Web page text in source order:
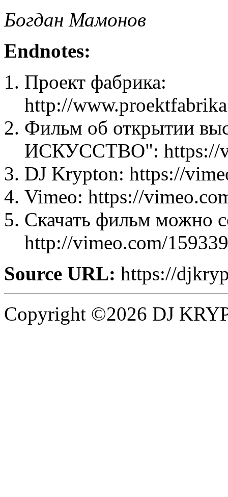
Богдан Мамонов
Endnotes:
Проект фабрика:
http://
Фильм об открытии
ИСКУССТВО": https://
DJ Krypton: https://
Vimeo: https://
Скачать фильм можно
http://vimeo.com/
Source URL: https://
Copyright ©2026 DJ